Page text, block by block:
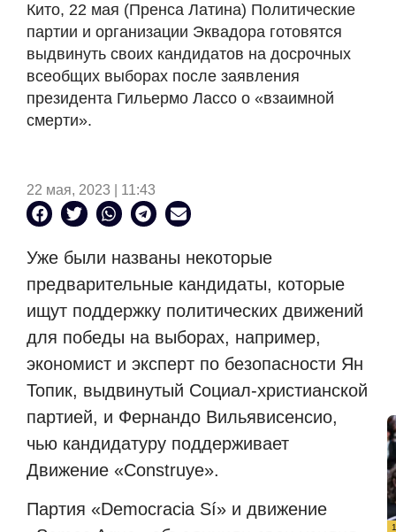
Кито, 22 мая (Пренса Латина) Политические
партии и организации Эквадора готовятся
выдвинуть своих кандидатов на досрочных
всеобщих выборах после заявления
президента Гильермо Лассо о «взаимной
смерти».
22 мая, 2023 | 11:43
Уже были названы некоторые
предварительные кандидаты, которые
ищут поддержку политических движений
для победы на выборах, например,
экономист и эксперт по безопасности Ян
Топик, выдвинутый Социал-христианской
партией, и Фернандо Вильявисенсио,
чью кандидатуру поддерживает
Движение «Construye».
Партия «Democracia Sí» и движение